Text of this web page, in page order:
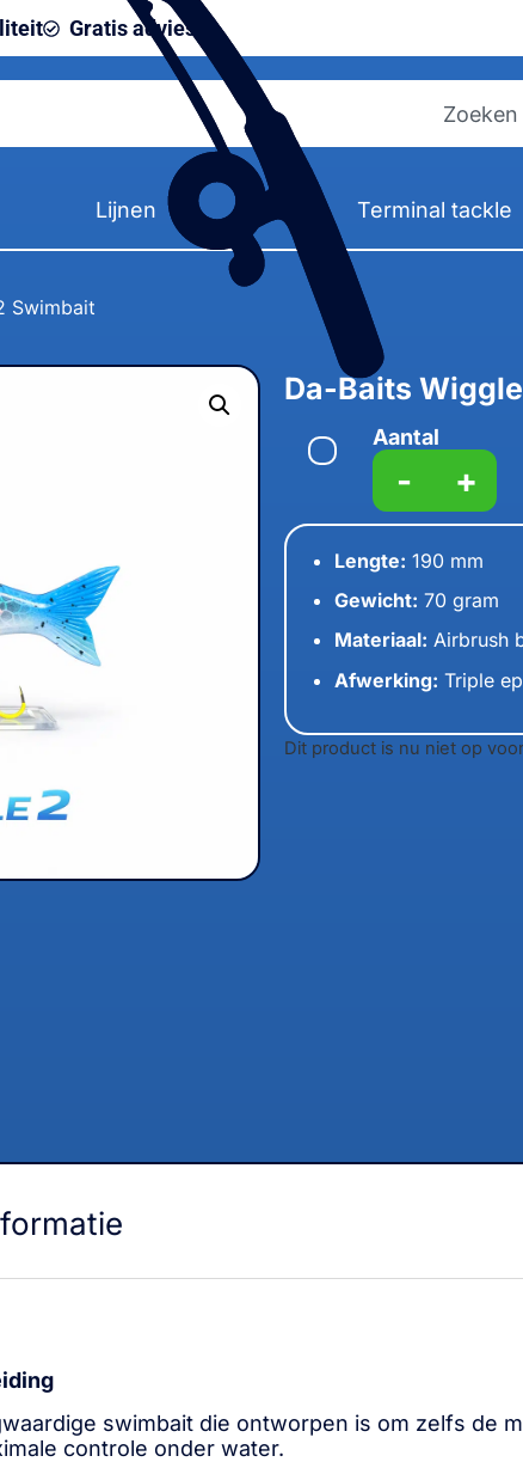
Gratis advies
Lijnen Terminal tackle
Swimbait
Da-Baits
Aantal
- +
Lengte: 190 mm
Gewicht: 70 gram
Materiaal: Airbrush
Afwerking: Triple
Dit product is nu niet op
swimbait die ontworpen is om zelfs de
controle onder water.